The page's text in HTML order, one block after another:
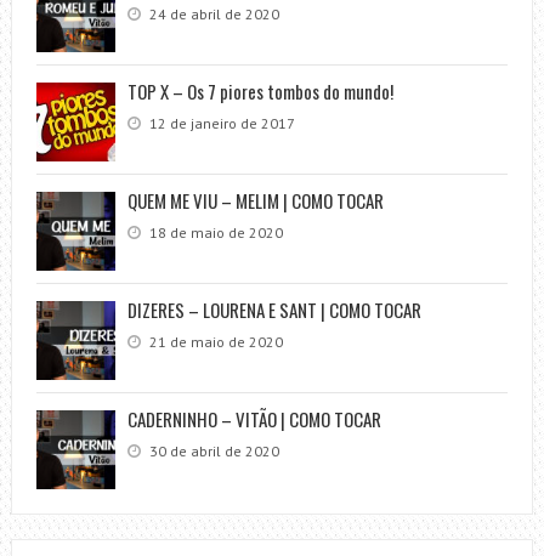
24 de abril de 2020
TOP X – Os 7 piores tombos do mundo!
12 de janeiro de 2017
QUEM ME VIU – MELIM | COMO TOCAR
18 de maio de 2020
DIZERES – LOURENA E SANT | COMO TOCAR
21 de maio de 2020
CADERNINHO – VITÃO | COMO TOCAR
30 de abril de 2020